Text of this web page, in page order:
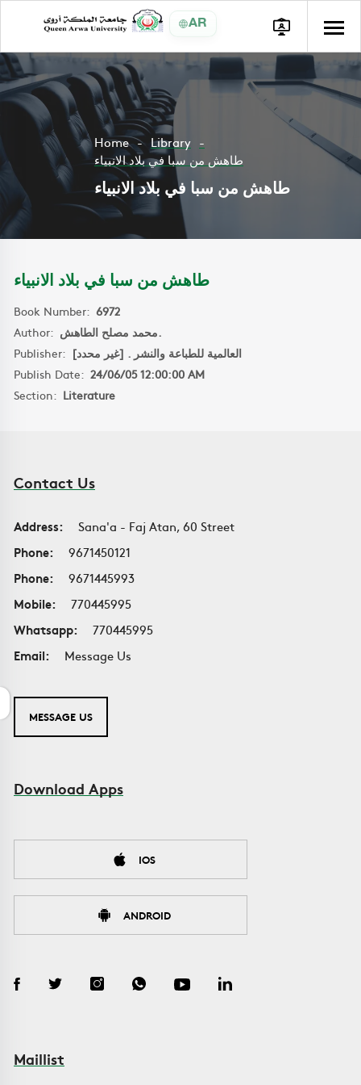
AR
Home
Library
طاهش من سبا في بلاد الانبياء
طاهش من سبا في بلاد الانبياء
طاهش من سبا في بلاد الانبياء
Book Number: 6972
Author:
محمد مصلح الطاهش.
Publisher: العالمية للطباعة والنشر . [غير محدد]
Publish Date: 24/06/05 12:00:00 AM
Section: Literature
Contact Us
Address:
Sana'a - Faj Atan, 60 Street
Phone:
9671450121
Phone:
9671445993
Mobile:
770445995
Whatsapp:
770445995
Email:
Message Us
MESSAGE US
Download Apps
IOS
ANDROID
Maillist